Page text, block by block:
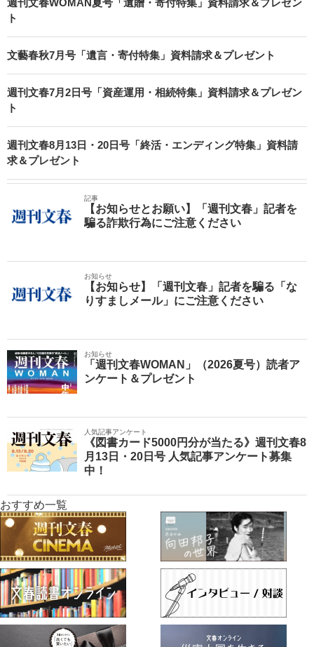
ト
文藝春秋7月号「遺言・寄付特集」資料請求＆プレゼント
週刊文春7月2日号「資産運用・相続特集」資料請求＆プレゼン
ト
週刊文春8月13日・20日号「終活・エンディング特集」資料請
求＆プレゼント
記事
【お知らせとお願い】「週刊文春」記者を
騙る詐欺行為にご注意ください
お知らせ
【お知らせ】「週刊文春」記者を騙る「な
りすましメール」にご注意ください
お知らせ
「週刊文春WOMAN」（2026夏号）読者ア
ンケート＆プレゼント
人気記事アンケート
《図書カード5000円分が当たる》週刊文春8
月13日・20日号 人気記事アンケート募集
中！
おすすめ一覧